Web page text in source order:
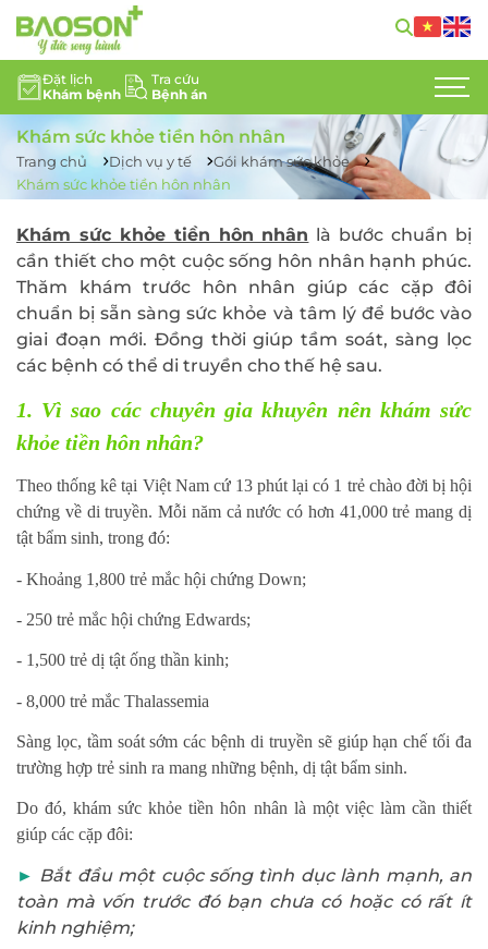
Đặt lịch
Khám bệnh
Tra cứu
Bệnh án
GIỚI THIỆU
CHUYÊN KHOA
ĐỘI NGŨ CHUYÊN GIA
TIN TỨC
HỖ TRỢ KHÁCH HÀNG
LIÊN HỆ
Khám sức khỏe tiền hôn nhân
Trang chủ Dịch vụ y tế
Gói khám sức khỏe
Khám sức khỏe tiền hôn nhân
Khám sức khỏe tiền hôn nhân là bước chuẩn bị
cần thiết cho một cuộc sống hôn nhân hạnh phúc.
Thăm khám trước hôn nhân giúp các cặp đôi
chuẩn bị sẵn sàng sức khỏe và tâm lý để bước vào
giai đoạn mới. Đồng thời giúp tầm soát, sàng lọc
các bệnh có thể di truyền cho thế hệ sau.
1. Vì sao các chuyên gia khuyên nên khám sức
khỏe tiền hôn nhân?
Theo thống kê tại Việt Nam cứ 13 phút lại có 1 trẻ chào đời bị hội
chứng về di truyền. Mỗi năm cả nước có hơn 41,000 trẻ mang dị
tật bẩm sinh, trong đó:
- Khoảng 1,800 trẻ mắc hội chứng Down;
- 250 trẻ mắc hội chứng Edwards;
- 1,500 trẻ dị tật ống thần kinh;
- 8,000 trẻ mắc Thalassemia
Sàng lọc, tầm soát sớm các bệnh di truyền sẽ giúp hạn chế tối đa
trường hợp trẻ sinh ra mang những bệnh, dị tật bẩm sinh.
Do đó, khám sức khỏe tiền hôn nhân là một việc làm cần thiết
giúp các cặp đôi:
► Bắt đầu một cuộc sống tình dục lành mạnh, an
toàn mà vốn trước đó bạn chưa có hoặc có rất ít
kinh nghiệm;